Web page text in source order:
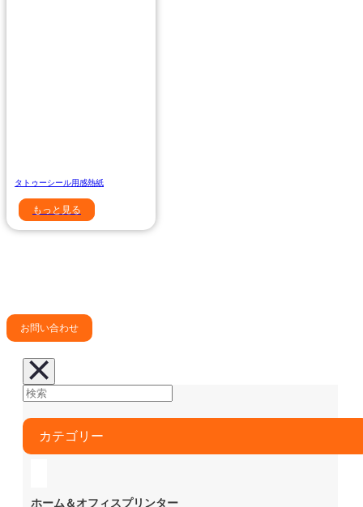
タトゥーシール用感熱紙
もっと見る
お問い合わせ
カテゴリー
ホーム＆オフィスプリンター